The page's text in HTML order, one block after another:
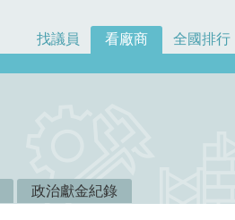
找議員 看廠商 全國排行
政治獻金紀錄